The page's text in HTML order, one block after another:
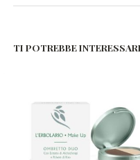
TI POTREBBE